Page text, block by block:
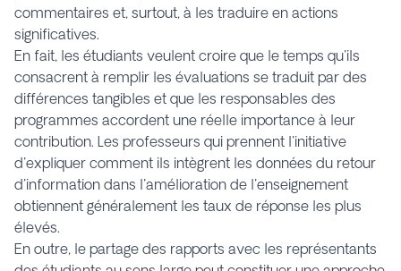
commentaires et, surtout, à les traduire en actions
significatives.
En fait, les étudiants veulent croire que le temps qu'ils
consacrent à remplir les évaluations se traduit par des
différences tangibles et que les responsables des
programmes accordent une réelle importance à leur
contribution. Les professeurs qui prennent l'initiative
d'expliquer comment ils intègrent les données du retour
d'information dans l'amélioration de l'enseignement
obtiennent généralement les taux de réponse les plus
élevés.
En outre, le partage des rapports avec les représentants